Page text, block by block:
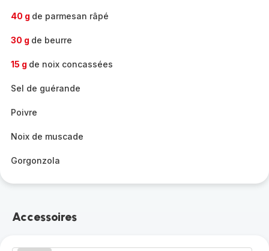
40 g de parmesan râpé
30 g de beurre
15 g de noix concassées
Sel de guérande
Poivre
Noix de muscade
Gorgonzola
Accessoires